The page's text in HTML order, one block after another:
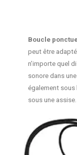
Boucle
peut être
n’importe quel
sonore dans
également sous
sous une assise.